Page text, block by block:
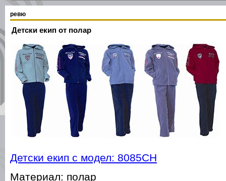
ревю
Детски екип от полар
Детски екип с модел: 8085СН
Материал: полар